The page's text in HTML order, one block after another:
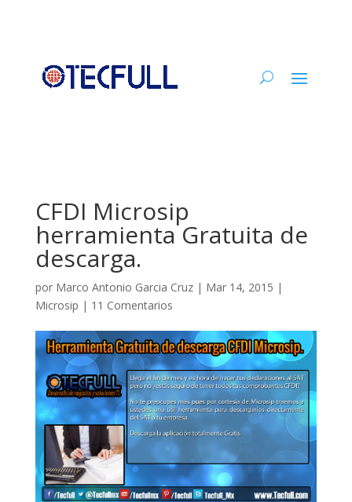
CFDI Microsip
herramienta Gratuita de
descarga.
por Marco Antonio Garcia Cruz| Mar 14, 2015 |
Microsip | 11 Comentarios